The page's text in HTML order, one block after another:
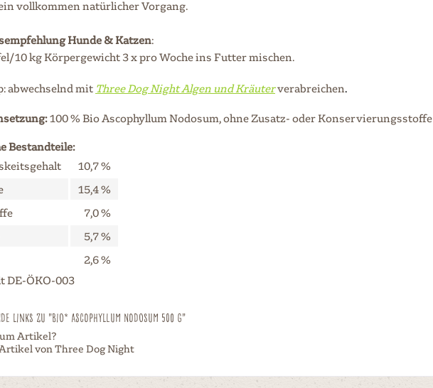
vollkommen natürlicher Vorgang.
Hunde & Katzen:
10 kg Körpergewicht 3 x pro Woche ins Futter mischen.
abwechselnd mit Three Dog Night Algen und Kräuterverabreichen.
100 % Bio Ascophyllum Nodosum, ohne Zusatz- oder Konservierungsstoffe
Bestandteile:
10,7 %
15,4 %
7,0 %
5,7 %
2,6 %
DE-ÖKO-003
Links zu "Bio* Ascophyllum Nodosum 500 g"
Artikel?
von Three Dog Night